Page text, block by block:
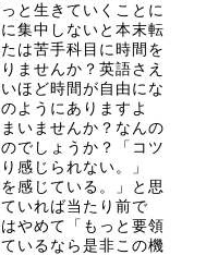
と生きていくことに
集中しないと本末転
は苦手科目に時間を
ませんか？英語さえ
ほど時間が自由にな
ようにありますよ
いませんか？なんの
でしょうか？「コツ
感じられない。」
感じている。」と思
いれば当たり前で
やめて「もっと要領
いるなら是非この機